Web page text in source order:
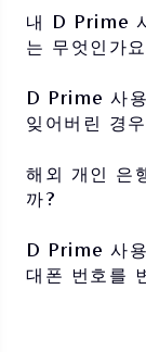
내 D Prime
는 무엇인가
D Prime 사
잊어버린 경
해외 개인 은
까?
D Prime 사
대폰 번호를